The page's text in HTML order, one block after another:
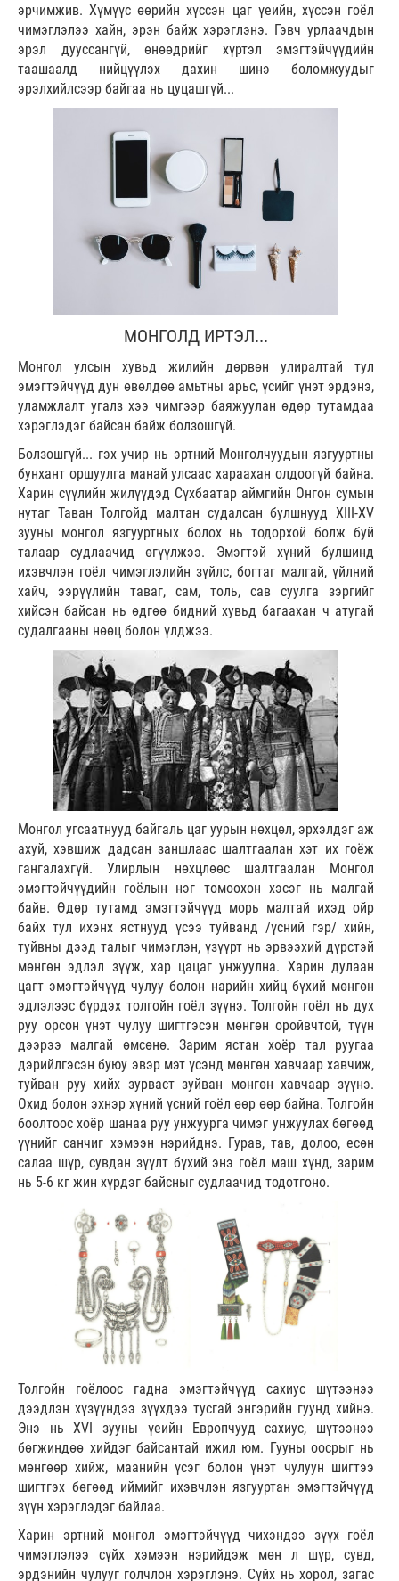
эрчимжив. Хүмүүс өөрийн хүссэн цаг үеийн, хүссэн гоёл
чимэглэлээ хайн, эрэн байж хэрэглэнэ. Гэвч урлаачдын
эрэл дууссангүй, өнөөдрийг хүртэл эмэгтэйчүүдийн
таашаалд нийцүүлэх дахин шинэ боломжуудыг
эрэлхийлсээр байгаа нь цуцашгүй...
МОНГОЛД ИРТЭЛ...
Монгол улсын хувьд жилийн дөрвөн улиралтай тул
эмэгтэйчүүд дун өвөлдөө амьтны арьс, үсийг үнэт эрдэнэ,
уламжлалт угалз хээ чимгээр баяжуулан өдөр тутамдаа
хэрэглэдэг байсан байж болзошгүй.
Болзошгүй... гэх учир нь эртний Монголчуудын язгууртны
бунхант оршуулга манай улсаас хараахан олдоогүй байна.
Харин сүүлийн жилүүдэд Сүхбаатар аймгийн Онгон сумын
нутаг Таван Толгойд малтан судалсан булшнууд XIII-XV
зууны монгол язгууртных болох нь тодорхой болж буй
талаар судлаачид өгүүлжээ. Эмэгтэй хүний булшинд
ихэвчлэн гоёл чимэглэлийн зүйлс, богтаг малгай, үйлний
хайч, ээрүүлийн таваг, сам, толь, сав суулга зэргийг
хийсэн байсан нь өдгөө бидний хувьд багаахан ч атугай
судалгааны нөөц болон үлджээ.
Монгол угсаатнууд байгаль цаг уурын нөхцөл, эрхэлдэг аж
ахуй, хэвшиж дадсан заншлаас шалтгаалан хэт их гоёж
гангалахгүй. Улирлын нөхцлөөс шалтгаалан Монгол
эмэгтэйчүүдийн гоёлын нэг томоохон хэсэг нь малгай
байв. Өдөр тутамд эмэгтэйчүүд морь малтай ихэд ойр
байх тул ихэнх ястнууд үсээ туйванд /үсний гэр/ хийн,
туйвны дээд талыг чимэглэн, үзүүрт нь эрвээхий дүрстэй
мөнгөн эдлэл зүүж, хар цацаг унжуулна. Харин дулаан
цагт эмэгтэйчүүд чулуу болон нарийн хийц бүхий мөнгөн
эдлэлээс бүрдэх толгойн гоёл зүүнэ. Толгойн гоёл нь дух
руу орсон үнэт чулуу шигтгэсэн мөнгөн оройвчтой, түүн
дээрээ малгай өмсөнө. Зарим ястан хоёр тал руугаа
дэрийлгэсэн буюу эвэр мэт үсэнд мөнгөн хавчаар хавчиж,
туйван руу хийх зурваст зуйван мөнгөн хавчаар зүүнэ.
Охид болон эхнэр хүний үсний гоёл өөр өөр байна. Толгойн
боолтоос хоёр шанаа руу унжуурга чимэг унжуулах бөгөөд
үүнийг санчиг хэмээн нэрийднэ. Гурав, тав, долоо, есөн
салаа шүр, сувдан зүүлт бүхий энэ гоёл маш хүнд, зарим
нь 5-6 кг жин хүрдэг байсныг судлаачид тодотгоно.
Толгойн гоёлоос гадна эмэгтэйчүүд сахиус шүтээнээ
дээдлэн хүзүүндээ зүүхдээ тусгай энгэрийн гуунд хийнэ.
Энэ нь XVI зууны үеийн Европчууд сахиус, шүтээнээ
бөгжиндөө хийдэг байсантай ижил юм. Гууны оосрыг нь
мөнгөөр хийж, маанийн үсэг болон үнэт чулуун шигтээ
шигтгэх бөгөөд иймийг ихэвчлэн язгууртан эмэгтэйчүүд
зүүн хэрэглэдэг байлаа.
Харин эртний монгол эмэгтэйчүүд чихэндээ зүүх гоёл
чимэглэлээ сүйх хэмээн нэрийдэж мөн л шүр, сувд,
эрдэнийн чулууг голчлон хэрэглэнэ. Сүйх нь хорол, загас